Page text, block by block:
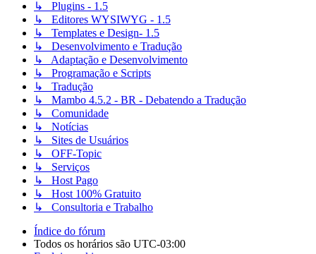
↳ Plugins - 1.5
↳ Editores WYSIWYG - 1.5
↳ Templates e Design- 1.5
↳ Desenvolvimento e Tradução
↳ Adaptação e Desenvolvimento
↳ Programação e Scripts
↳ Tradução
↳ Mambo 4.5.2 - BR - Debatendo a Tradução
↳ Comunidade
↳ Notícias
↳ Sites de Usuários
↳ OFF-Topic
↳ Serviços
↳ Host Pago
↳ Host 100% Gratuito
↳ Consultoria e Trabalho
Índice do fórum
Todos os horários são UTC-03:00